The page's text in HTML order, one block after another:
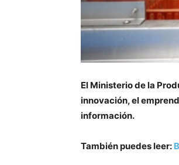
El Ministerio de la
innovación, el
información.
También puedes leer: